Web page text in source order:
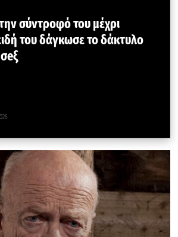
σύντροφό του μέχρι
του δάγκωσε το δάκτυλο